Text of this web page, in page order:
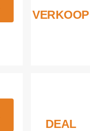
VERKOOP
DEAL